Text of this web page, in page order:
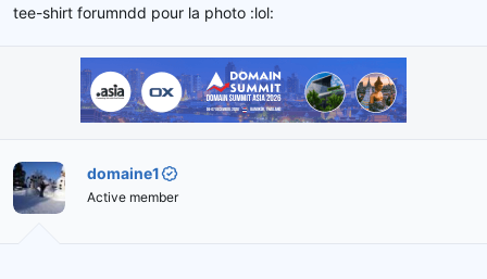
s
n
tee-shirt forumndd pour la photo :lol:
domaine1
Active member